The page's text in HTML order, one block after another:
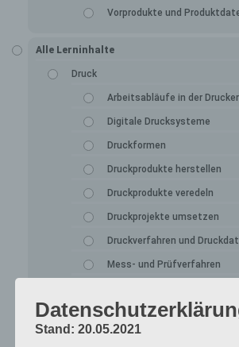
Vorprodukte und
Alle Lerninhalte
Druck
Arbeitsabläufe in der
Digitale Drucksysteme
Druckformen
Druckprodukte herstellen
Druckprodukte veredeln
Druckprojekte umsetzen
Druckverfahren und
Mess- und Prüfverfahren
Prozess-Standards in
Verfahrenstechniken
Stand: 20.05.2021